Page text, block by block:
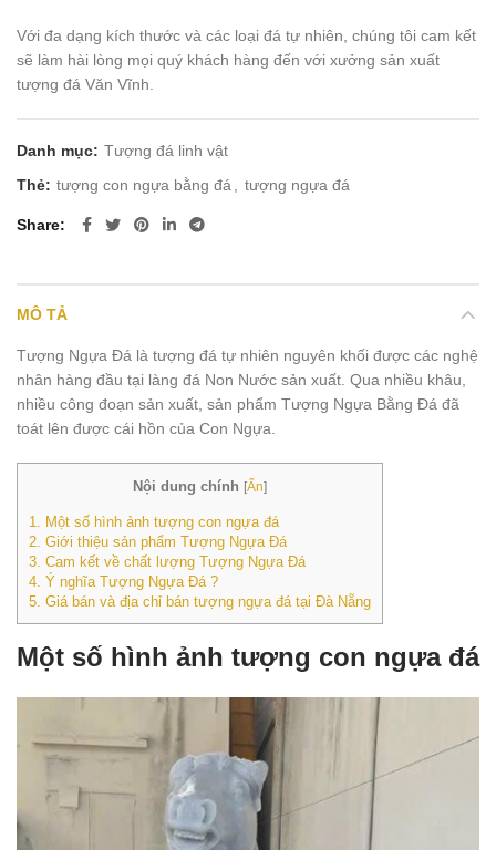
Với đa dạng kích thước và các loại đá tự nhiên, chúng tôi cam kết
sẽ làm hài lòng mọi quý khách hàng đến với xưởng sản xuất
tượng đá Văn Vĩnh.
Danh mục: Tượng đá linh vật
Thẻ: tượng con ngựa bằng đá tượng ngựa đá
Share
MÔ TẢ
Tượng Ngựa Đá là tượng đá tự nhiên nguyên khối được các nghệ
nhân hàng đầu tại làng đá Non Nước sản xuất. Qua nhiều khâu,
nhiều công đoạn sản xuất, sản phẩm Tượng Ngựa Bằng Đá đã
toát lên được cái hồn của Con Ngựa.
Nội dung chính [Ẩn]
1. Một số hình ảnh tượng con ngựa đá
2. Giới thiệu sản phẩm Tượng Ngựa Đá
3. Cam kết về chất lượng Tượng Ngựa Đá
4. Ý nghĩa Tượng Ngựa Đá ?
5. Giá bán và địa chỉ bán tượng ngựa đá tại Đà Nẵng
Một số hình ảnh tượng con ngựa đá